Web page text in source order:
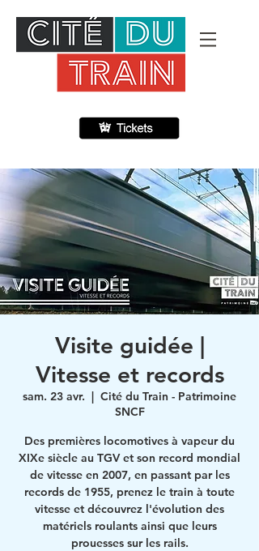
Visite guidée |
Vitesse et records
sam. 23 avr.
  |
Cité du Train - Patrimoine
SNCF
Des premières locomotives à vapeur du
XIXe siècle au TGV et son record mondial
de vitesse en 2007, en passant par les
records de 1955, prenez le train à toute
vitesse et découvrez l'évolution des
matériels roulants ainsi que leurs
prouesses sur les rails.